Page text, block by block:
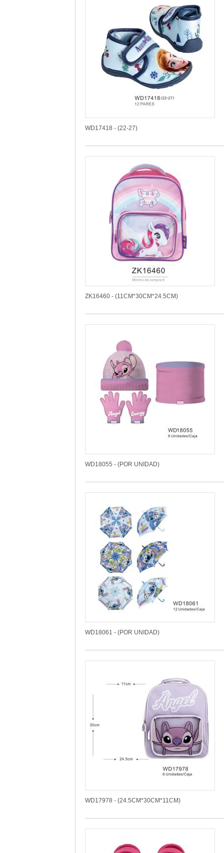
WD17418 - (22-27)
ZK16460 - (11CM*30CM*24.5CM)
WD18055 - (POR UNIDAD)
WD18061 - (POR UNIDAD)
WD17978 - (24.5CM*30CM*11CM)